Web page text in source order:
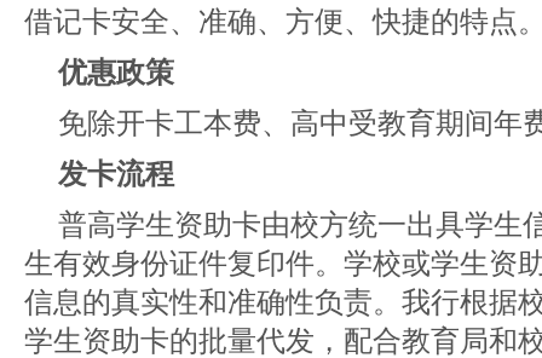
借记卡安全、准确、方便、快捷的特点
优惠政策
免除开卡工本费、高中受教育期间年
发卡流程
普高学生资助卡由校方统一出具学生
生有效身份证件复印件。学校或学生资
信息的真实性和准确性负责。我行根据
学生资助卡的批量代发，配合教育局和